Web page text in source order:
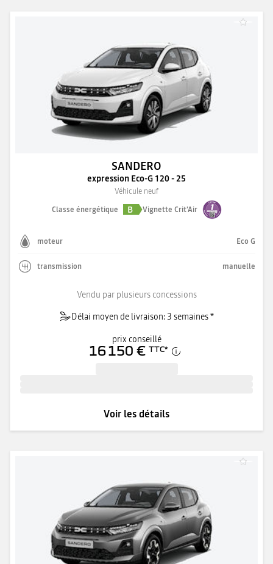
SANDERO
expression Eco-G 120 - 25
Véhicule neuf
Classe énergétique
B Vignette Crit'Air
moteur Eco G
transmission manuelle
Vendu par plusieurs concessions
Délai moyen de livraison: 3 semaines *
prix conseillé
16 150 € TTC*
Voir les détails